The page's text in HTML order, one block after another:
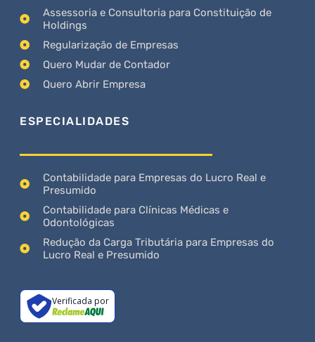
Assessoria e Consultoria para Constituição de
Holdings
Regularização de Empresas
Quero Mudar de Contador
Quero Abrir Empresa
ESPECIALIDADES
Contabilidade para Empresas do Lucro Real e
Presumido
Contabilidade para Clínicas Médicas e
Odontológicas
Redução da Carga Tributária para Empresas do
Lucro Real e Presumido
Verificada por